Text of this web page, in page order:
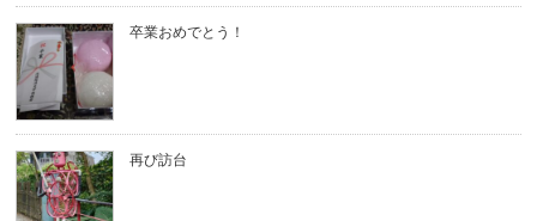
卒業おめでとう！
再び訪台